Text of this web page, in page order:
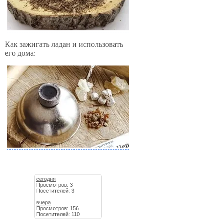
Как зажигать ладан и использовать
его дома:
сегодня
Просмотров: 3
Посетителей: 3
вчера
Просмотров: 156
Посетителей: 110